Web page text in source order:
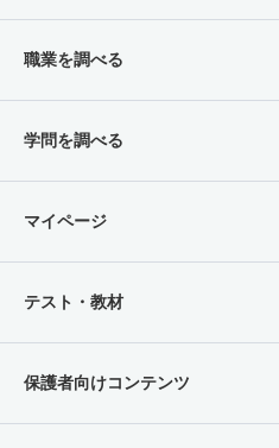
職業を調べる
学問を調べる
マイページ
テスト・教材
保護者向けコンテンツ